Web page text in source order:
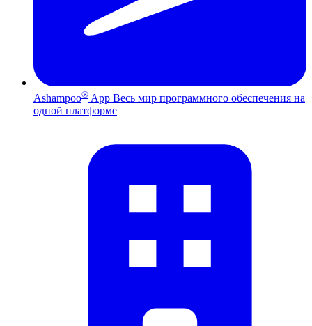
Ashampoo® App Весь мир программного обеспечения на
одной платформе